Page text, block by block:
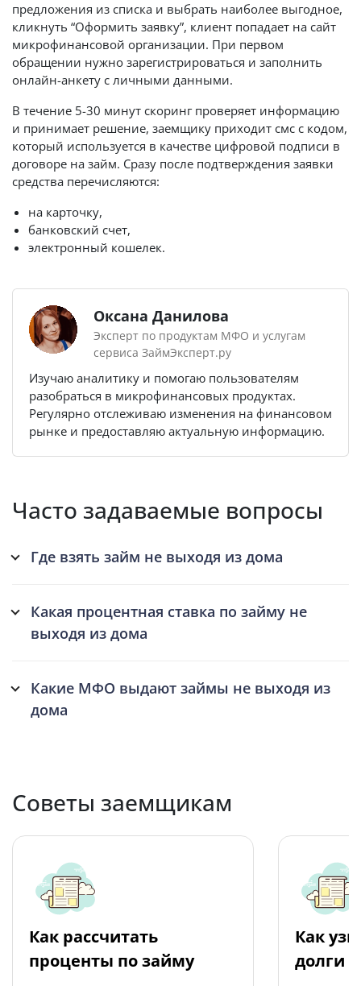
предложения из списка и выбрать наиболее выгодное,
кликнуть “Оформить заявку”, клиент попадает на сайт
микрофинансовой организации. При первом
обращении нужно зарегистрироваться и заполнить
онлайн-анкету с личными данными.
В течение 5-30 минут скоринг проверяет информацию
и принимает решение, заемщику приходит смс с кодом,
который используется в качестве цифровой подписи в
договоре на займ. Сразу после подтверждения заявки
средства перечисляются:
на карточку,
банковский счет,
электронный кошелек.
Оксана Данилова
Эксперт по продуктам МФО и услугам
сервиса ЗаймЭксперт.ру
Изучаю аналитику и помогаю пользователям
разобраться в микрофинансовых продуктах.
Регулярно отслеживаю изменения на финансовом
рынке и предоставляю актуальную информацию.
Часто задаваемые вопросы
Где взять займ не выходя из дома
Какая процентная ставка по займу не
выходя из дома
Какие МФО выдают займы не выходя из
дома
Советы заемщикам
Как рассчитать
проценты по займу
Как
долги